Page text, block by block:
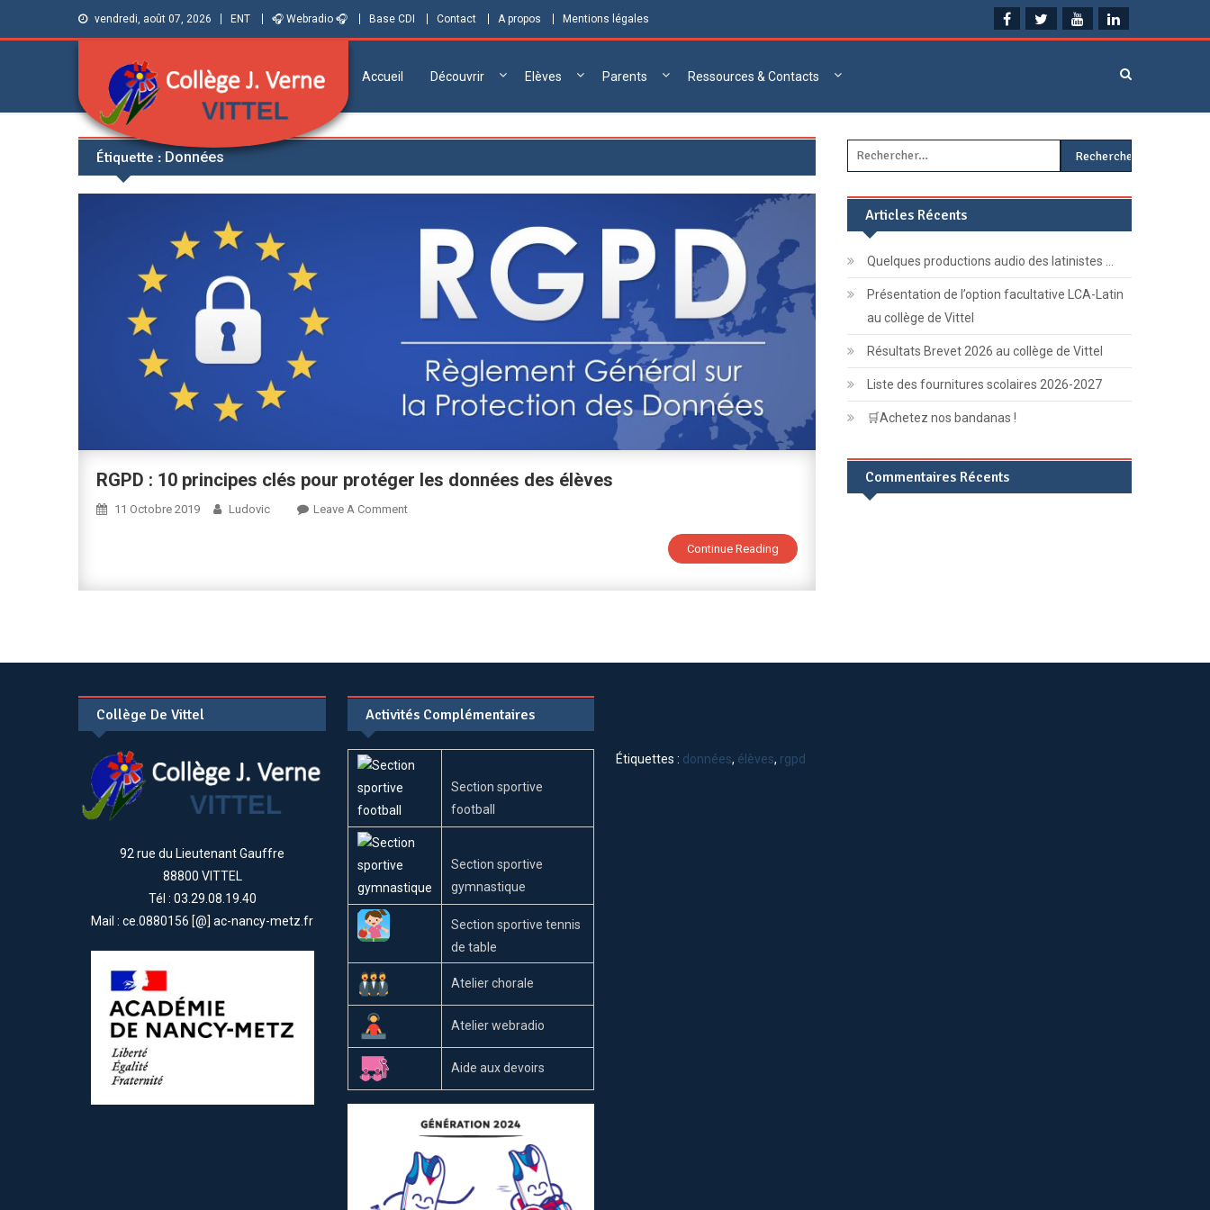
vendredi, août 07, 2026 ENT 🎧 Webradio 🎧 Base CDI Contact A propos Mentions légales
Collège Jules
Verne de Vittel
(Vosges)
Informations et ressources pour élèves,
parents et personnels
Accueil Découvrir Elèves Parents Ressources & Contacts
Étiquette : Données
RGPD : 10 principes clés pour protéger les données des élèves
11 Octobre 2019 Ludovic Leave A CommentOn
Données
Des
Continue Reading
Rechercher :
Articles Récents
Quelques productions audio des latinistes …
Présentation de l’option facultative LCA-Latin
au collège de Vittel
Résultats Brevet 2026 au collège de Vittel
Liste des fournitures scolaires 2026-2027
🛒Achetez nos bandanas !
Commentaires Récents
Collège De Vittel
92 rue du Lieutenant Gauffre
88800 VITTEL
Tél : 03.29.08.19.40
Mail : ce.0880156 [@] ac-nancy-metz.fr
Activités Complémentaires
Section sportive
football
Section sportive
gymnastique
Section sportive tennis
de table
Atelier chorale
Atelier webradio
Aide aux devoirs
Étiquettes : données, élèves, rgpd